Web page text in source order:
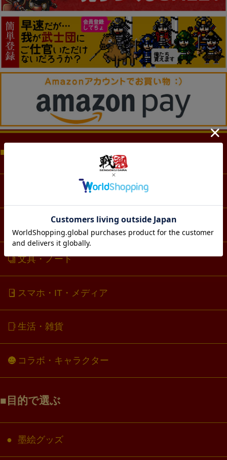
アクセサリー・アクスタ
文具・ノート
スマホ・IT・メディア
生活・雑貨
コラボ・キャラクター
目的で選ぶ
墨絵グッズ